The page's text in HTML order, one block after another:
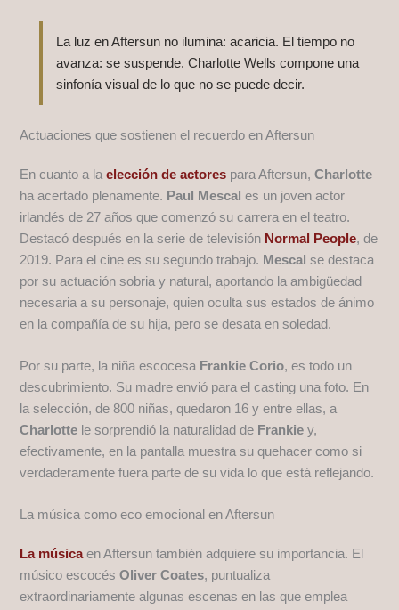
La luz en Aftersun no ilumina: acaricia. El tiempo no
avanza: se suspende. Charlotte Wells compone una
sinfonía visual de lo que no se puede decir.
Actuaciones que sostienen el recuerdo en Aftersun
En cuanto a laelección de actores para Aftersun,Charlotte
ha acertado plenamente. Paul Mescal es un joven actor
irlandés de 27 años que comenzó su carrera en el teatro.
Destacó después en la serie de televisión Normal People, de
2019. Para el cine es su segundo trabajo. Mescal se destaca
por su actuación sobria y natural, aportando la ambigüedad
necesaria a su personaje, quien oculta sus estados de ánimo
en la compañía de su hija, pero se desata en soledad.
Por su parte, la niña escocesa Frankie Corio, es todo un
descubrimiento. Su madre envió para el casting una foto. En
la selección, de 800 niñas, quedaron 16 y entre ellas, a
Charlotte le sorprendió la naturalidad de Frankie y,
efectivamente, en la pantalla muestra su quehacer como si
verdaderamente fuera parte de su vida lo que está reflejando.
La música como eco emocional en Aftersun
La músicaen Aftersun también adquiere su importancia. El
músico escocésOliver Coates, puntualiza
extraordinariamente algunas escenas en las que emplea